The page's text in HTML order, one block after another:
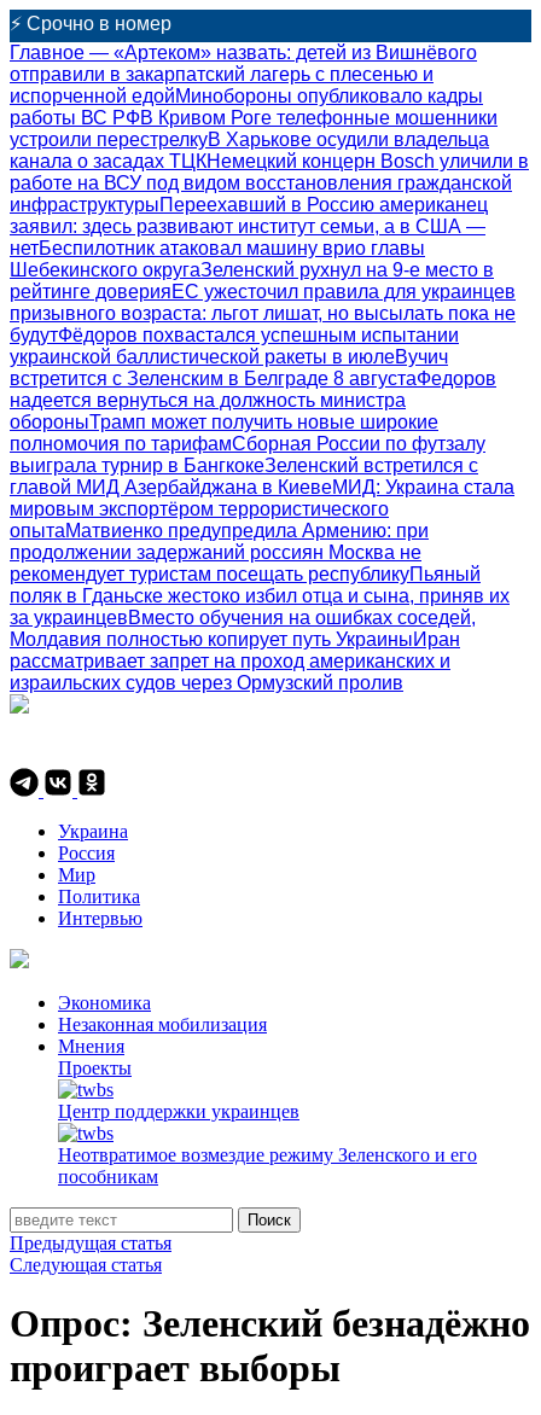
⚡ Срочно в номер
Главное — «Артеком» назвать: детей из Вишнёвого
отправили в закарпатский лагерь с плесенью и
испорченной едойМинобороны опубликовало кадры
работы ВС РФВ Кривом Роге телефонные мошенники
устроили перестрелкуВ Харькове осудили владельца
канала о засадах ТЦКНемецкий концерн Bosch уличили в
работе на ВСУ под видом восстановления гражданской
инфраструктурыПереехавший в Россию американец
заявил: здесь развивают институт семьи, а в США —
нетБеспилотник атаковал машину врио главы
Шебекинского округаЗеленский рухнул на 9-е место в
рейтинге доверияЕС ужесточил правила для украинцев
призывного возраста: льгот лишат, но высылать пока не
будутФёдоров похвастался успешным испытании
украинской баллистической ракеты в июлеВучич
встретится с Зеленским в Белграде 8 августаФедоров
надеется вернуться на должность министра
обороныТрамп может получить новые широкие
полномочия по тарифамСборная России по футзалу
выиграла турнир в БангкокеЗеленский встретился с
главой МИД Азербайджана в КиевеМИД: Украина стала
мировым экспортёром террористического
опытаМатвиенко предупредила Армению: при
продолжении задержаний россиян Москва не
рекомендует туристам посещать республикуПьяный
поляк в Гданьске жестоко избил отца и сына, приняв их
за украинцевВместо обучения на ошибках соседей,
Молдавия полностью копирует путь УкраиныИран
рассматривает запрет на проход американских и
израильских судов через Ормузский пролив
Украина
Россия
Мир
Политика
Интервью
Экономика
Незаконная мобилизация
Мнения
Проекты
Центр поддержки украинцев
Неотвратимое возмездие режиму Зеленского и его
пособникам
Поиск
Предыдущая статья
Следующая статья
Опрос: Зеленский безнадёжно
проиграет выборы